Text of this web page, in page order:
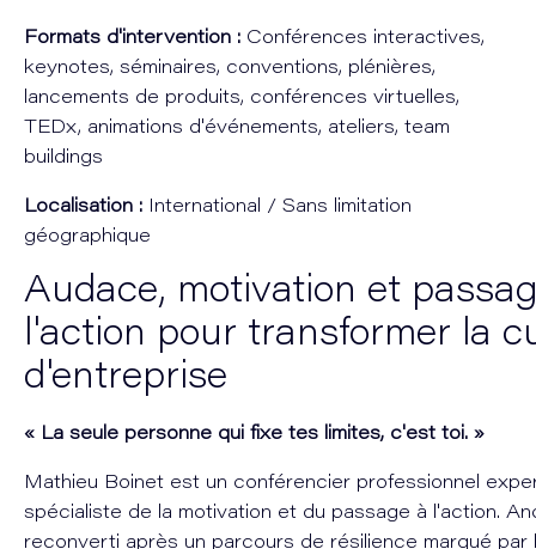
Formats d'intervention : Conférences interactives,
keynotes, séminaires, conventions, plénières,
lancements de produits, conférences virtuelles,
TEDx, animations d'événements, ateliers, team
buildings
Localisation : International / Sans limitation
géographique
Audace, motivation et
l'action pour transformer la
d'entreprise
« La seule personne qui fixe tes limites, c'est toi. »
Mathieu Boinet est un conférencier professionnel
spécialiste de la motivation et du passage à l'action.
reconverti après un parcours de résilience marqué par